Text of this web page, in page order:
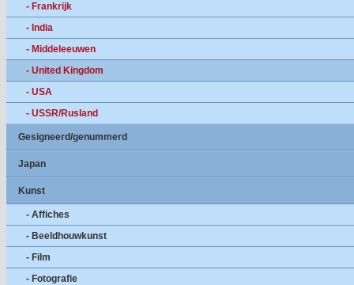
- Frankrijk
- India
- Middeleeuwen
- United Kingdom
- USA
- USSR/Rusland
Gesigneerd/genummerd
Japan
Kunst
- Affiches
- Beeldhouwkunst
- Film
- Fotografie